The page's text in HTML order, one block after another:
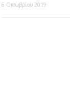
6 Οκτωβρίου 2019